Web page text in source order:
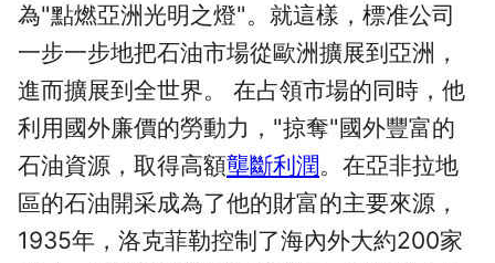
為"點燃亞洲光明之燈"。就這樣，標准公司
一步一步地把石油市場從歐洲擴展到亞洲，
進而擴展到全世界。 在占領市場的同時，他
利用國外廉價的勞動力，"掠奪"國外豐富的
石油資源，取得高額壟斷利潤。在亞非拉地
區的石油開采成為了他的財富的主要來源，
1935年，洛克菲勒控制了海內外大約200家